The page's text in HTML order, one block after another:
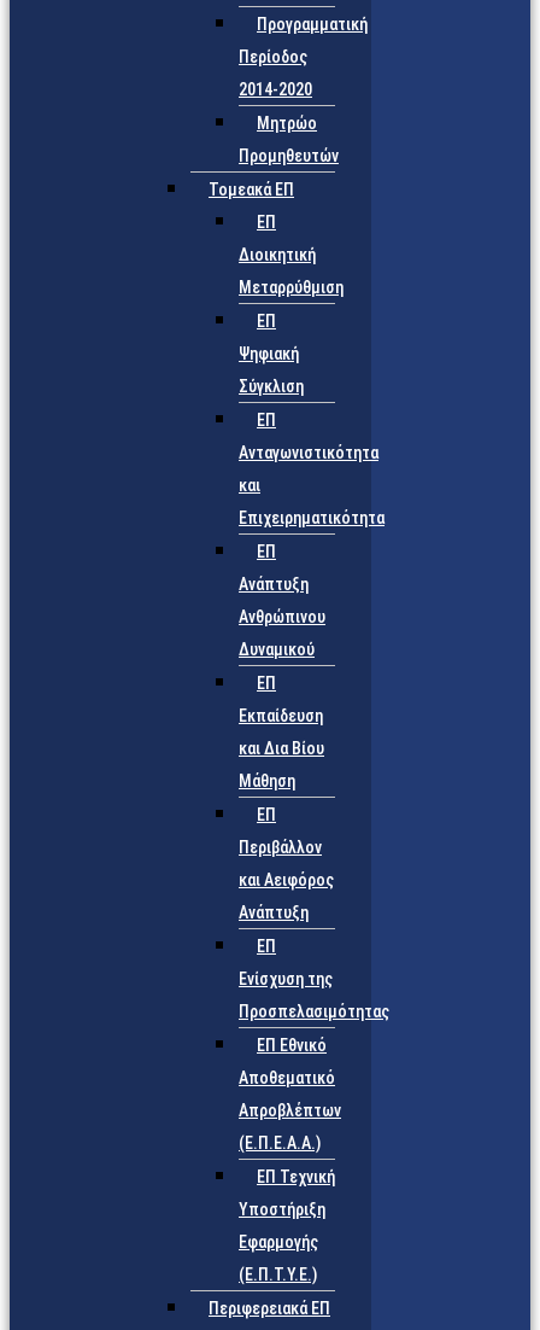
Προγραμματική
Περίοδος
2014-2020
Μητρώο
Προμηθευτών
Τομεακά ΕΠ
ΕΠ
Διοικητική
Μεταρρύθμιση
ΕΠ
Ψηφιακή
Σύγκλιση
ΕΠ
Ανταγωνιστικότητα
και
Επιχειρηματικότητα
ΕΠ
Ανάπτυξη
Ανθρώπινου
Δυναμικού
ΕΠ
Εκπαίδευση
και Δια Βίου
Μάθηση
ΕΠ
Περιβάλλον
και Αειφόρος
Ανάπτυξη
ΕΠ
Ενίσχυση της
Προσπελασιμότητας
ΕΠ Εθνικό
Αποθεματικό
Απροβλέπτων
(Ε.Π.Ε.Α.Α.)
ΕΠ Τεχνική
Υποστήριξη
Εφαρμογής
(Ε.Π.Τ.Υ.Ε.)
Περιφερειακά ΕΠ